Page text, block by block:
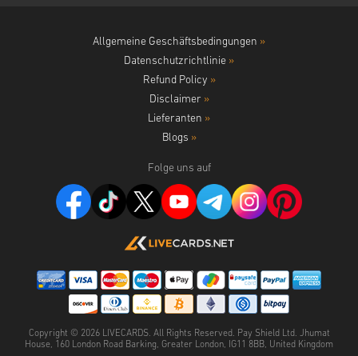
Allgemeine Geschäftsbedingungen »
Datenschutzrichtlinie »
Refund Policy »
Disclaimer »
Lieferanten »
Blogs »
Folge uns auf
Copyright © 2026 LIVECARDS. All Rights Reserved. Pay Shield Ltd. Jhumat
House, 160 London Road Barking, Greater London, IG11 8BB, United Kingdom